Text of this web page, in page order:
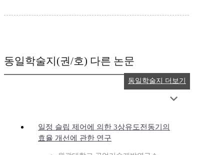
동일학술지(권/호) 다른 논문
일정 슬립 제어에 의한 3상유도전동기의
효율 개선에 관한 연구
동일학술지 더보기